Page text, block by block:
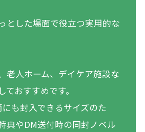
とした場面で役立つ実用的な
老人ホーム、デイケア施設な
ておすすめです。
も封入できるサイズのた
典やDM送付時の同封ノベル